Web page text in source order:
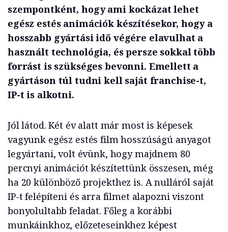
szempontként, hogy ami kockázat lehet
egész estés animációk készítésekor, hogy a
hosszabb gyártási idő végére elavulhat a
használt technológia, és persze sokkal több
forrást is szükséges bevonni. Emellett a
gyártáson túl tudni kell saját franchise-t,
IP-t is alkotni.
Jól látod. Két év alatt már most is képesek
vagyunk egész estés film hosszúságú anyagot
legyártani, volt évünk, hogy majdnem 80
percnyi animációt készítettünk összesen, még
ha 20 különböző projekthez is. A nulláról saját
IP-t felépíteni és arra filmet alapozni viszont
bonyolultabb feladat. Főleg a korábbi
munkáinkhoz, előzeteseinkhez képest